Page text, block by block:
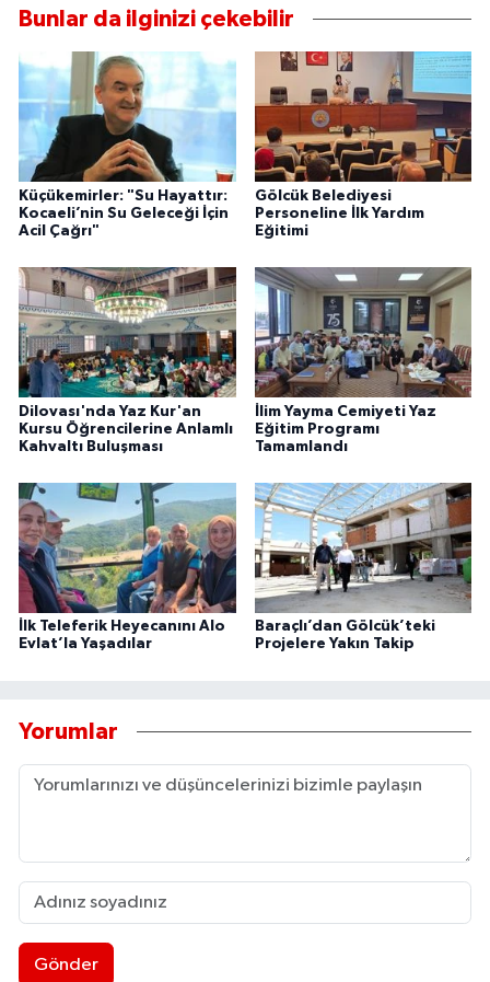
Bunlar da ilginizi çekebilir
Küçükemirler: "Su Hayattır:
Kocaeli’nin Su Geleceği İçin
Acil Çağrı"
Gölcük Belediyesi
Personeline İlk Yardım
Eğitimi
Dilovası'nda Yaz Kur'an
Kursu Öğrencilerine Anlamlı
Kahvaltı Buluşması
İlim Yayma Cemiyeti Yaz
Eğitim Programı
Tamamlandı
İlk Teleferik Heyecanını Alo
Evlat’la Yaşadılar
Baraçlı’dan Gölcük’teki
Projelere Yakın Takip
Yorumlar
Gönder